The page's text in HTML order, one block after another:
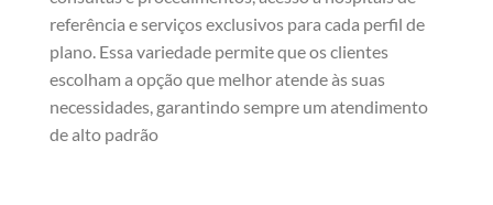
referência e serviços exclusivos para cada perfil de
plano. Essa variedade permite que os clientes
escolham a opção que melhor atende às suas
necessidades, garantindo sempre um atendimento
de alto padrão